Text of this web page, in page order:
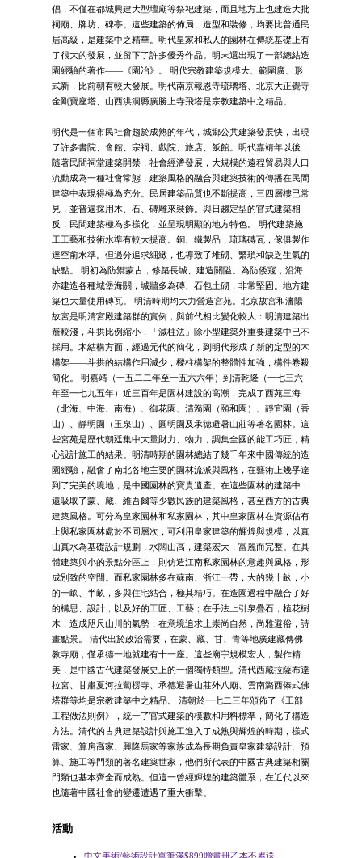
倡，不僅在都城興建大型壇廟等祭祀建築，而且地方上也建造大批
祠廟、牌坊、碑亭。這些建築的佈局、造型和裝修，均要比普通民
居高級，是建築中之精華。明代皇家和私人的園林在傳統基礎上有
了很大的發展，並留下了許多優秀作品。明末還出現了一部總結造
園經驗的著作——《園冶》。 明代宗教建築規模大、範圍廣、形
式新，比前朝有較大發展。明代南京報恩寺琉璃塔、北京大正覺寺
金剛寶座塔、山西洪洞縣廣勝上寺飛塔是宗教建築中之精品。
明代是一個市民社會趨於成熟的年代，城鄉公共建築發展快，出現
了許多書院、會館、宗祠、戲院、旅店、飯館。明代嘉靖年以後，
隨著民間祠堂建築開禁，社會經濟發展，大規模的遠程貿易與人口
流動成為一種社會常態，建築風格的融合與建築技術的傳播在民間
建築中表現得極為充分。民居建築品質也不斷提高，三四層樓已常
見，並普遍採用木、石、磚雕來裝飾。與日趨定型的官式建築相
反，民間建築極為多樣化，並呈現明顯的地方特色。 明代建築施
工工藝和技術水準有較大提高。銅、鐵製品，琉璃磚瓦，傢俱製作
達空前水準。但過分追求細緻，也導致了堆砌、繁瑣和缺乏生氣的
缺點。 明初為防禦蒙古，修築長城、建造關隘。為防倭寇，沿海
亦建造各種城堡海關，城牆多為磚、石包土砌，非常堅固。地方建
築也大量使用磚瓦。 明清時期均大力營造宮苑。北京故宮和瀋陽
故宮是明清宮殿建築群的實例，與前代相比變化較大：明清建築出
簷較淺，斗拱比例縮小，「減柱法」除小型建築外重要建築中已不
採用。木結構方面，經過元代的簡化，到明代形成了新的定型的木
構架——斗拱的結構作用減少，樑柱構架的整體性加強，構件卷殺
簡化。 明嘉靖（一五二二年至一五六六年）到清乾隆（一七三六
年至一七九五年）近三百年是園林建設的高潮，完成了西苑三海
（北海、中海、南海）、御花園、清漪園（頤和園）、靜宜園（香
山）、靜明園（玉泉山）、圓明園及承德避暑山莊等著名園林。這
些宮苑是歷代朝廷集中大量財力、物力，調集全國的能工巧匠，精
心設計施工的結果。明清時期的園林總結了幾千年來中國傳統的造
園經驗，融會了南北各地主要的園林流派與風格，在藝術上幾乎達
到了完美的境地，是中國園林的寶貴遺產。在這些園林的建築中，
還吸取了蒙、藏、維吾爾等少數民族的建築風格，甚至西方的古典
建築風格。可分為皇家園林和私家園林，其中皇家園林在資源佔有
上與私家園林處於不同層次，可利用皇家建築的輝煌與規模，以真
山真水為基礎設計規劃，水闊山高，建築宏大，富麗而完整。在具
體建築與小的景點分區上，則仿造江南私家園林的意趣與風格，形
成別致的空間。而私家園林多在蘇南、浙江一帶，大的幾十畝，小
的一畝、半畝，多與住宅結合，極其精巧。在造園過程中融合了好
的構思、設計，以及好的工匠、工藝；在手法上引泉疊石，植花樹
木，造成咫尺山川的氣勢；在意境追求上崇尚自然，尚雅避俗，詩
畫點景。 清代出於政治需要，在蒙、藏、甘、青等地廣建藏傳佛
教寺廟，僅承德一地就建有十一座。這些廟宇規模宏大，製作精
美，是中國古代建築發展史上的一個獨特類型。清代西藏拉薩布達
拉宮、甘肅夏河拉蔔楞寺、承德避暑山莊外八廟、雲南潞西傣式佛
塔群等均是宗教建築中之精品。 清朝於一七二三年頒佈了《工部
工程做法則例》，統一了官式建築的模數和用料標準，簡化了構造
方法。清代的古典建築設計與施工進入了成熟與輝煌的時期，樣式
雷家、算房高家、興隆馬家等家族成為長期負責皇家建築設計、預
算、施工等門類的著名建築世家，他們所代表的中國古典建築相關
門類也基本齊全而成熟。但這一曾經輝煌的建築體系，在近代以來
也隨著中國社會的變遷遭遇了重大衝擊。
活動
中文美術/藝術設計單筆滿$899贈畫冊乙本不累送